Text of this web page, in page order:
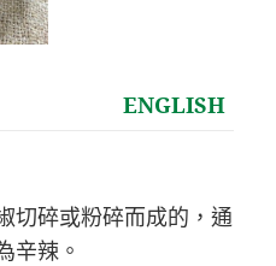
ENGLISH
切碎或粉碎而成的，通
辛辣。